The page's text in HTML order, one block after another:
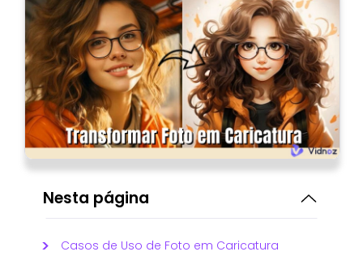
Nesta página
Casos de Uso de Foto em Caricatura